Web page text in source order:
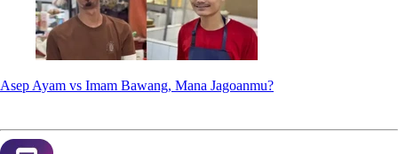
Asep Ayam vs Imam Bawang, Mana Jagoanmu?